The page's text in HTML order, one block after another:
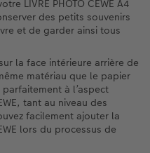
LIVRE PHOTO CEWE A4
des petits souvenirs
et de garder ainsi tous
la face intérieure arrière de
matériau que le papier
à l’aspect
tant au niveau des
facilement ajouter la
lors du processus de